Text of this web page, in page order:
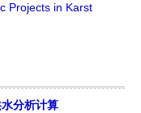
Projects in Karst
分析计算